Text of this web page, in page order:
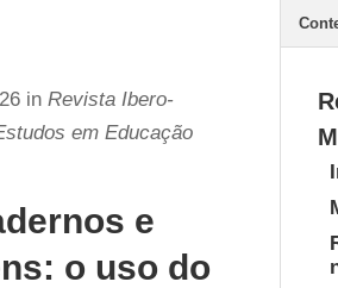
in Revista Ibero-
em Educação
e
o uso do